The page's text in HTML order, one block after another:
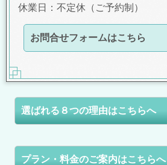
休業日：不定休（ご予約制）
お問合せフォームはこちら
選ばれる８つの理由はこちらへ
プラン・料金のご案内はこちらへ